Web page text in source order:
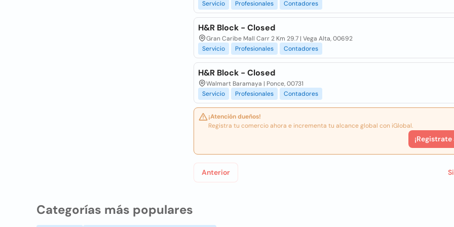
Servicio
Profesionales Contadores
H&R Block - Closed
Gran Caribe Mall Carr 2 Km 29.7 | Vega Alta, 00692
Servicio
Profesionales Contadores
H&R Block - Closed
Walmart Baramaya | Ponce, 00731
Servicio
Profesionales Contadores
¡Atención dueños!
Registra tu comercio ahora e incrementa tu alcance global con iGlobal.
¡Registrate
Anterior
Categorías más populares